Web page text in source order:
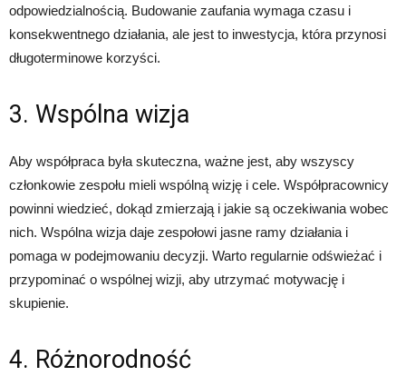
odpowiedzialnością. Budowanie zaufania wymaga czasu i
konsekwentnego działania, ale jest to inwestycja, która przynosi
długoterminowe korzyści.
3. Wspólna wizja
Aby współpraca była skuteczna, ważne jest, aby wszyscy
członkowie zespołu mieli wspólną wizję i cele. Współpracownicy
powinni wiedzieć, dokąd zmierzają i jakie są oczekiwania wobec
nich. Wspólna wizja daje zespołowi jasne ramy działania i
pomaga w podejmowaniu decyzji. Warto regularnie odświeżać i
przypominać o wspólnej wizji, aby utrzymać motywację i
skupienie.
4. Różnorodność